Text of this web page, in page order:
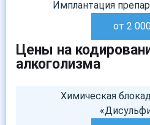
Имплантация
от 2
Цены на
алкоголизма
Химическая